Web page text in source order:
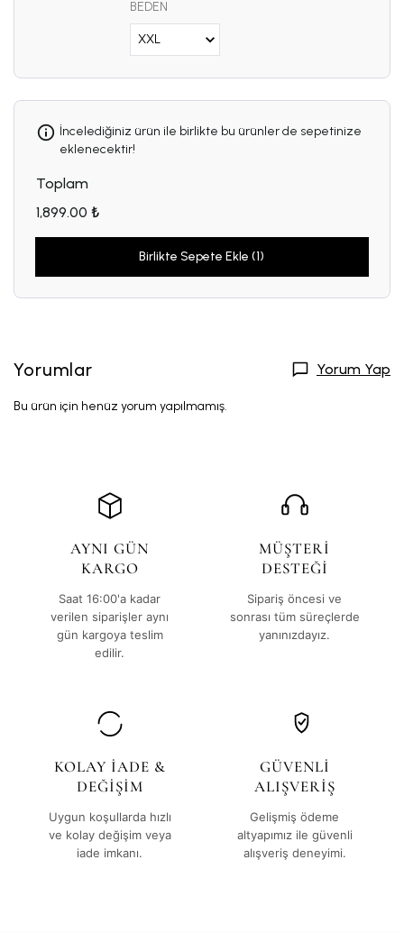
BEDEN
İncelediğiniz ürün ile birlikte bu ürünler de sepetinize
eklenecektir!
Toplam
1,899.00 ₺
Birlikte Sepete Ekle (1)
Yorumlar Yorum Yap
Bu ürün için henüz yorum yapılmamış.
AYNI GÜN
KARGO
Saat 16:00'a kadar
verilen siparişler aynı
gün kargoya teslim
edilir.
MÜŞTERİ
DESTEĞİ
Sipariş öncesi ve
sonrası tüm süreçlerde
yanınızdayız.
KOLAY İADE &
DEĞİŞİM
Uygun koşullarda hızlı
ve kolay değişim veya
iade imkanı.
GÜVENLİ
ALIŞVERİŞ
Gelişmiş ödeme
altyapımız ile güvenli
alışveriş deneyimi.